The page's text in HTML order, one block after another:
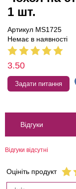
1 шт.
Артикул MS1725
Немає в наявності
3.50
Задати питання
Відгуки
Відгуки відсутні
Оцініть продукт